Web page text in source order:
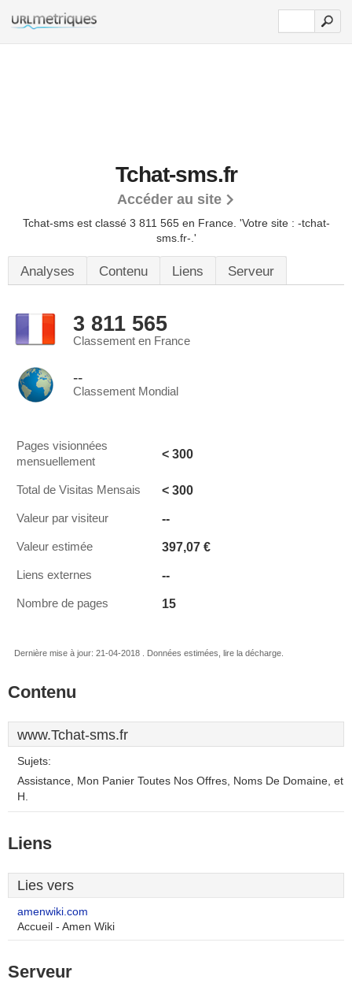
Tchat-sms.fr
Accéder au site
Tchat-sms est classé 3 811 565 en France. 'Votre site : -tchat-
sms.fr-.'
Analyses Contenu Liens Serveur
3 811 565
Classement en France
--
Classement Mondial
Pages visionnées
mensuellement
< 300
Total de Visitas Mensais < 300
Valeur par visiteur --
Valeur estimée 397,07 €
Liens externes --
Nombre de pages 15
Dernière mise à jour: 21-04-2018 . Données estimées, lire la décharge.
Contenu
www.Tchat-sms.fr
Sujets:
Assistance, Mon Panier Toutes Nos Offres, Noms De Domaine, et
H.
Liens
Lies vers
amenwiki.com
Accueil - Amen Wiki
Serveur